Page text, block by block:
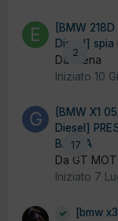
2
[BMW
Diesel] spia
Da elena
Iniziato 10
17
[BMW X1
Diesel]
BASSA
Da GT
Iniziato 7
[bmw